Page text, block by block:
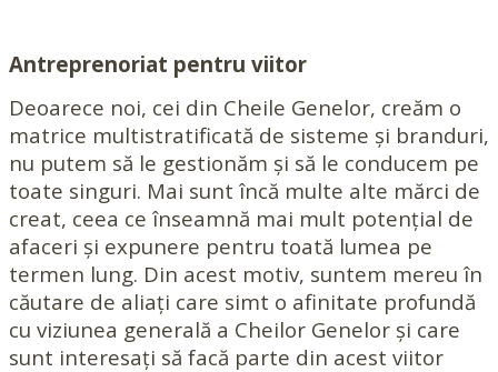
Antreprenoriat pentru viitor
Deoarece noi, cei din Cheile Genelor, creăm o
matrice multistratificată de sisteme și branduri,
nu putem să le gestionăm și să le conducem pe
toate singuri. Mai sunt încă multe alte mărci de
creat, ceea ce înseamnă mai mult potențial de
afaceri și expunere pentru toată lumea pe
termen lung. Din acest motiv, suntem mereu în
căutare de aliați care simt o afinitate profundă
cu viziunea generală a Cheilor Genelor și care
sunt interesați să facă parte din acest viitor